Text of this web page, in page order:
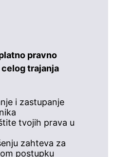
pravno
trajanja
i zastupanje
tvojih prava u
zahteva za
postupku